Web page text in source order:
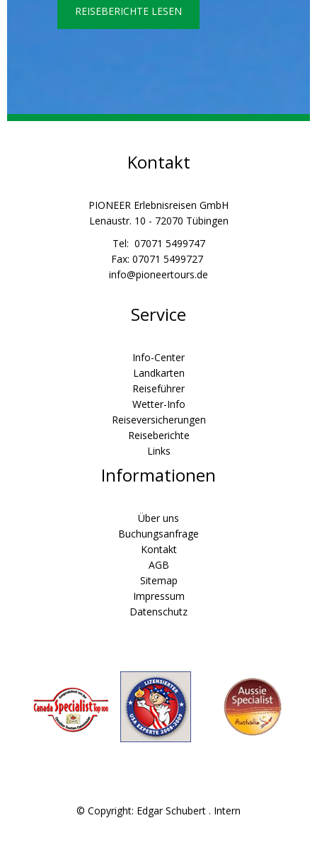
REISEBERICHTE LESEN
Kontakt
PIONEER Erlebnisreisen GmbH
Lenaustr. 10 - 72070 Tübingen
Tel: 07071 5499747
Fax: 07071 5499727
info@pioneertours.de
Service
Info-Center
Landkarten
Reiseführer
Wetter-Info
Reiseversicherungen
Reiseberichte
Links
Informationen
Über uns
Buchungsanfrage
Kontakt
AGB
Sitemap
Impressum
Datenschutz
© Copyright: Edgar Schubert . Intern